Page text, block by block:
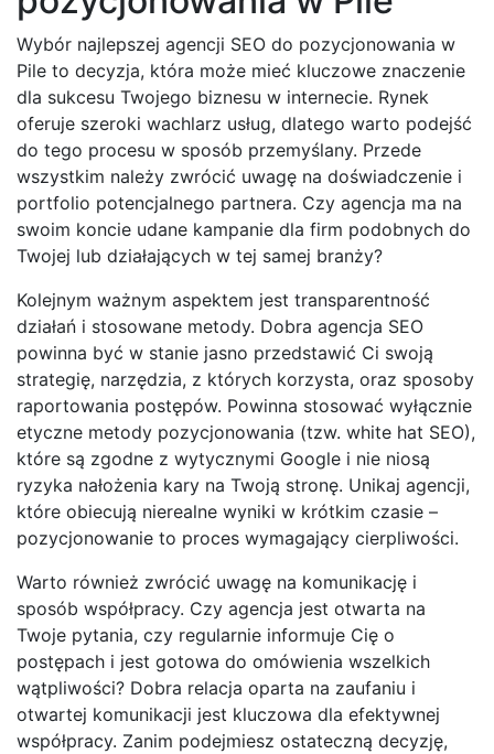
Wybór najlepszej agencji SEO do pozycjonowania w
Pile to decyzja, która może mieć kluczowe znaczenie
dla sukcesu Twojego biznesu w internecie. Rynek
oferuje szeroki wachlarz usług, dlatego warto podejść
do tego procesu w sposób przemyślany. Przede
wszystkim należy zwrócić uwagę na doświadczenie i
portfolio potencjalnego partnera. Czy agencja ma na
swoim koncie udane kampanie dla firm podobnych do
Twojej lub działających w tej samej branży?
Kolejnym ważnym aspektem jest transparentność
działań i stosowane metody. Dobra agencja SEO
powinna być w stanie jasno przedstawić Ci swoją
strategię, narzędzia, z których korzysta, oraz sposoby
raportowania postępów. Powinna stosować wyłącznie
etyczne metody pozycjonowania (tzw. white hat SEO),
które są zgodne z wytycznymi Google i nie niosą
ryzyka nałożenia kary na Twoją stronę. Unikaj agencji,
które obiecują nierealne wyniki w krótkim czasie –
pozycjonowanie to proces wymagający cierpliwości.
Warto również zwrócić uwagę na komunikację i
sposób współpracy. Czy agencja jest otwarta na
Twoje pytania, czy regularnie informuje Cię o
postępach i jest gotowa do omówienia wszelkich
wątpliwości? Dobra relacja oparta na zaufaniu i
otwartej komunikacji jest kluczowa dla efektywnej
współpracy. Zanim podejmiesz ostateczną decyzję,